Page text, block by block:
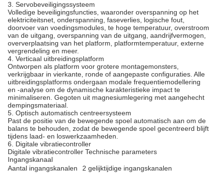
3. Servobeveiligingssysteem
Volledige beveiligingsfuncties, waaronder overspanning op het
elektriciteitsnet, onderspanning, faseverlies, logische fout,
doorvoer van voedingsmodules, te hoge temperatuur, overstroom
van de uitgang, overspanning van de uitgang, aandrijfvermogen,
oververplaatsing van het platform, platformtemperatuur, externe
vergrendeling en meer.
4. Verticaal uitbreidingsplatform
Ontworpen als platform voor grotere montagemonsters,
verkrijgbaar in vierkante, ronde of aangepaste configuraties. Alle
uitbreidingsplatforms ondergaan modale frequentiemodellering
en -analyse om de dynamische karakteristieke impact te
minimaliseren. Gegoten uit magnesiumlegering met aangehecht
dempingsmateriaal.
5. Optisch automatisch centreersysteem
Past de positie van de bewegende spoel automatisch aan om de
balans te behouden, zodat de bewegende spoel gecentreerd blijft
tijdens laad- en loswerkzaamheden.
6. Digitale vibratiecontroller
Digitale vibratiecontroller Technische parameters
Ingangskanaal
Aantal ingangskanalen
2 gelijktijdige ingangskanalen